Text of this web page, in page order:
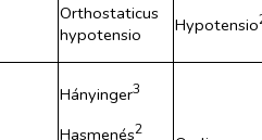
Orthostaticus
hypotensio
Hypotensio
Hányinger3
Hasmenés2